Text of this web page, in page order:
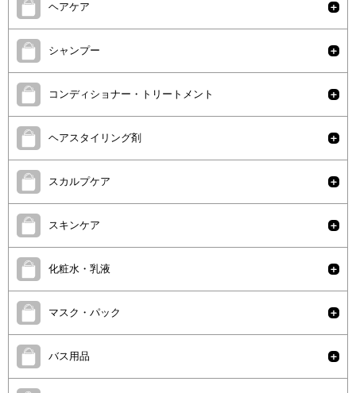
ヘアケア
シャンプー
コンディショナー・トリートメント
ヘアスタイリング剤
スカルプケア
スキンケア
化粧水・乳液
マスク・パック
バス用品